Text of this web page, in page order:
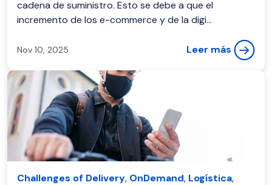
cadena de suministro. Esto se debe a que el
incremento de los e-commerce y de la digi...
Nov 10, 2025 Leer más
Challenges of Delivery, OnDemand, Logística,